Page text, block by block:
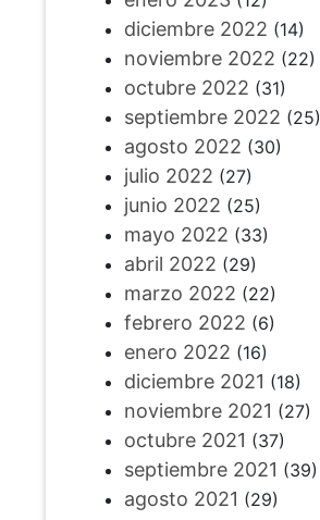
diciembre 2022 (14)
noviembre 2022 (22)
octubre 2022 (31)
septiembre 2022 (25)
agosto 2022 (30)
julio 2022 (27)
junio 2022 (25)
mayo 2022 (33)
abril 2022 (29)
marzo 2022 (22)
febrero 2022 (6)
enero 2022 (16)
diciembre 2021 (18)
noviembre 2021 (27)
octubre 2021 (37)
septiembre 2021 (39)
agosto 2021 (29)